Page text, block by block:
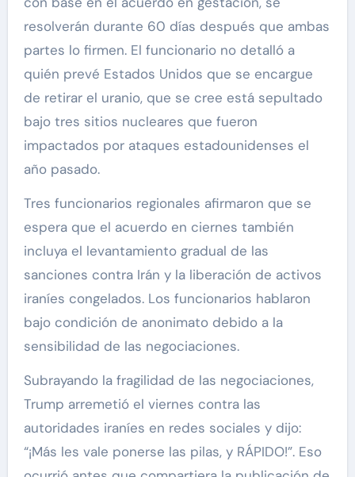
resolverán durante 60 días después que ambas
partes lo firmen. El funcionario no detalló a
quién prevé Estados Unidos que se encargue
de retirar el uranio, que se cree está sepultado
bajo tres sitios nucleares que fueron
impactados por ataques estadounidenses el
año pasado.
Tres funcionarios regionales afirmaron que se
espera que el acuerdo en ciernes también
incluya el levantamiento gradual de las
sanciones contra Irán y la liberación de activos
iraníes congelados. Los funcionarios hablaron
bajo condición de anonimato debido a la
sensibilidad de las negociaciones.
Subrayando la fragilidad de las negociaciones,
Trump arremetió el viernes contra las
autoridades iraníes en redes sociales y dijo:
“¡Más les vale ponerse las pilas, y RÁPIDO!”. Eso